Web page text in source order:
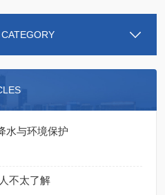
水与环境保护
不太了解